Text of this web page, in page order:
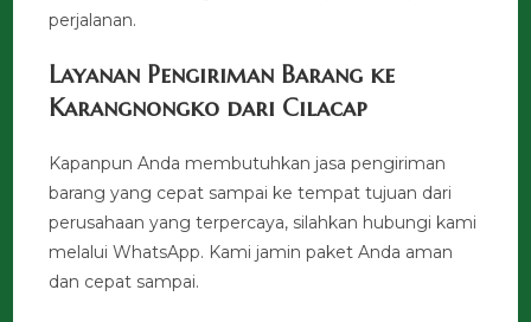
perjalanan.
Layanan Pengiriman Barang ke
Karangnongko dari Cilacap
Kapanpun Anda membutuhkan jasa pengiriman
barang yang cepat sampai ke tempat tujuan dari
perusahaan yang terpercaya, silahkan hubungi kami
melalui WhatsApp. Kami jamin paket Anda aman
dan cepat sampai.